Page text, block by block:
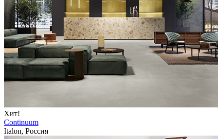
Хит!
Continuum
Italon, Россия